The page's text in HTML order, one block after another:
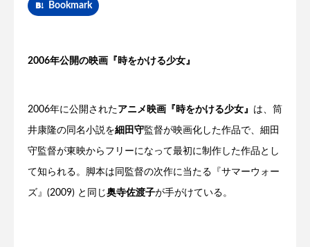
Bookmark
2006年公開の映画『時をかける少女』
2006年に公開されたアニメ映画『時をかける少女』 は、筒
井康隆の同名小説を細田守監督が映画化した作品で、細田
守監督が東映からフリーになって最初に制作した作品とし
て知られる。脚本は同監督の次作に当たる『サマーウォー
ズ』(2009) と同じ奥寺佐渡子が手がけている。